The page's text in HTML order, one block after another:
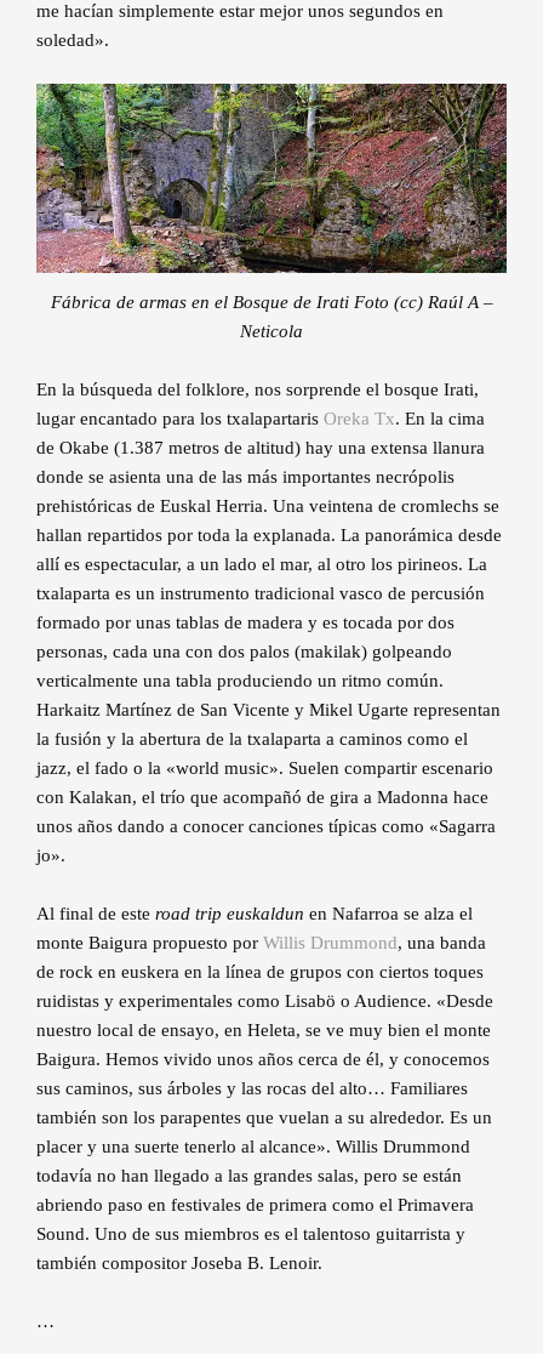
me hacían simplemente estar mejor unos segundos en
soledad».
Fábrica de armas en el Bosque de Irati Foto (cc) Raúl A –
Neticola
En la búsqueda del folklore, nos sorprende el bosque Irati,
lugar encantado para los txalapartaris Oreka Tx. En la cima
de Okabe (1.387 metros de altitud) hay una extensa llanura
donde se asienta una de las más importantes necrópolis
prehistóricas de Euskal Herria. Una veintena de cromlechs se
hallan repartidos por toda la explanada. La panorámica desde
allí es espectacular, a un lado el mar, al otro los pirineos. La
txalaparta es un instrumento tradicional vasco de percusión
formado por unas tablas de madera y es tocada por dos
personas, cada una con dos palos (makilak) golpeando
verticalmente una tabla produciendo un ritmo común.
Harkaitz Martínez de San Vicente y Mikel Ugarte representan
la fusión y la abertura de la txalaparta a caminos como el
jazz, el fado o la «world music». Suelen compartir escenario
con Kalakan, el trío que acompañó de gira a Madonna hace
unos años dando a conocer canciones típicas como «Sagarra
jo».
Al final de este road trip euskaldun en Nafarroa se alza el
monte Baigura propuesto por Willis Drummond, una banda
de rock en euskera en la línea de grupos con ciertos toques
ruidistas y experimentales como Lisabö o Audience. «Desde
nuestro local de ensayo, en Heleta, se ve muy bien el monte
Baigura. Hemos vivido unos años cerca de él, y conocemos
sus caminos, sus árboles y las rocas del alto… Familiares
también son los parapentes que vuelan a su alrededor. Es un
placer y una suerte tenerlo al alcance». Willis Drummond
todavía no han llegado a las grandes salas, pero se están
abriendo paso en festivales de primera como el Primavera
Sound. Uno de sus miembros es el talentoso guitarrista y
también compositor Joseba B. Lenoir.
…